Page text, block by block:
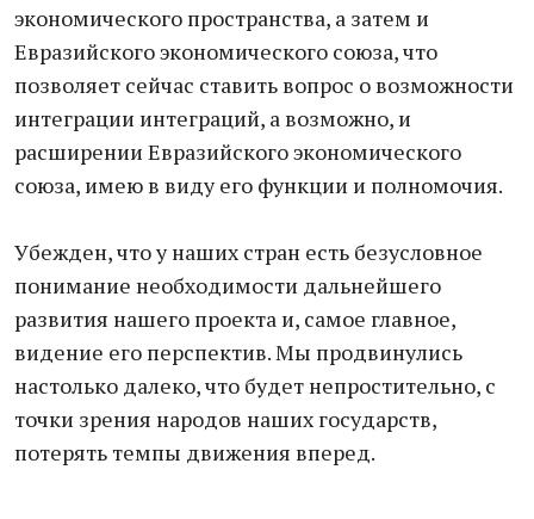
экономического пространства, а затем и
Евразийского экономического союза, что
позволяет сейчас ставить вопрос о возможности
интеграции интеграций, а возможно, и
расширении Евразийского экономического
союза, имею в виду его функции и полномочия.
Убежден, что у наших стран есть безусловное
понимание необходимости дальнейшего
развития нашего проекта и, самое главное,
видение его перспектив. Мы продвинулись
настолько далеко, что будет непростительно, с
точки зрения народов наших государств,
потерять темпы движения вперед.